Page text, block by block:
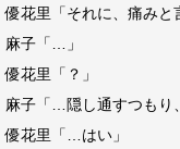
優花里「それに、痛みと
麻子「…」
優花里「？」
麻子「…隠し通すつもり
優花里「…はい」